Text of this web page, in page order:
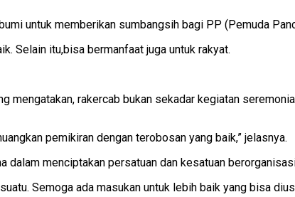
untuk memberikan sumbangsih bagi PP (Pemuda
Selain itu,bisa bermanfaat juga untuk rakyat.
mengatakan, rakercab bukan sekadar kegiatan
pemikiran dengan terobosan yang baik,” jelasnya.
dalam menciptakan persatuan dan kesatuan
Semoga ada masukan untuk lebih baik yang bisa